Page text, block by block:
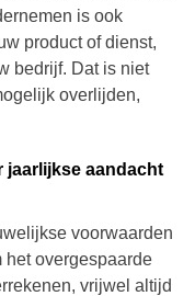
is ook
product of dienst,
bedrijf. Dat is niet
overlijden,
jaarlijkse aandacht
voorwaarden
het overgespaarde
vrijwel altijd